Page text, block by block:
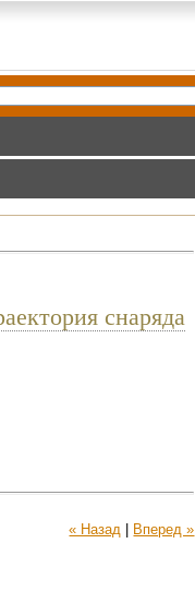
снаряда
« Назад
Вперед »